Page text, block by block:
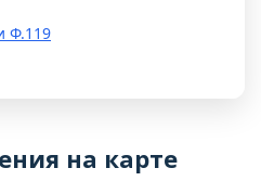
Ф.119
на карте